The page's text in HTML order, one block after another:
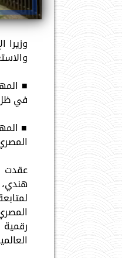
وزيرا
■
في ظل
■
عقدت